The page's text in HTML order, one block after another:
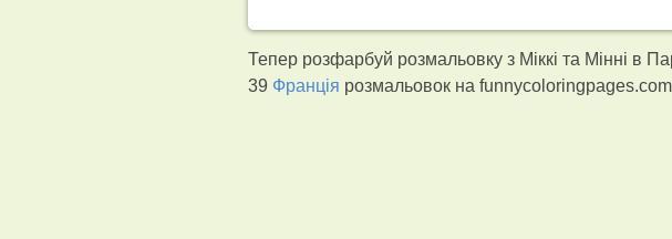
Тепер розфарбуй розмальовку з Міккі та Мінні в
39 Франція розмальовок на funnycoloringpages.com